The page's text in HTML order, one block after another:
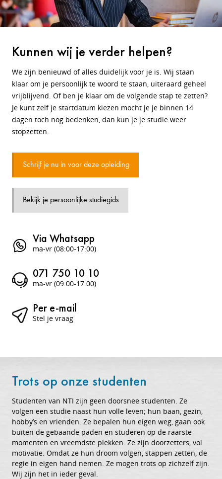
Kunnen wij je verder helpen?
We zijn benieuwd of alles duidelijk voor je is. Wij staan
klaar om je persoonlijk te woord te staan, uiteraard geheel
vrijblijvend. Of ben je klaar om de volgende stap te zetten?
Je kunt zelf je startdatum kiezen mocht je je binnen 14
dagen toch nog bedenken, dan kun je je studie weer
stopzetten.
Schrijf je nu in voor deze opleiding
Bekijk je persoonlijke studiegids
Via Whatsapp
ma-vr (08:00-17:00)
071 750 10 10
ma-vr (09:00-17:00)
Per e-mail
Stel je vraag
Trots op onze studenten
Studenten van NTI zijn geen doorsnee studenten. Ze
volgen een studie naast hun volle leven; hun baan, gezin,
hobby’s en vrienden. Ze bepalen hun eigen weg, gaan ook
buiten de gebaande paden en studeren op de raarste
momenten en vreemdste plekken. Ze zijn doorzetters, vol
motivatie. Omdat ze hun droom volgen, stappen zetten, de
regie in eigen hand nemen. Ze mogen trots op zichzelf zijn.
Wij zijn het in ieder geval.